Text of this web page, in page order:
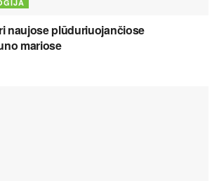
naujose plūduriuojančiose
mariose